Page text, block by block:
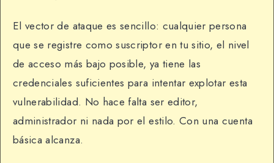
El vector de ataque es sencillo: cualquier persona
que se registre como suscriptor en tu sitio, el nivel
de acceso más bajo posible, ya tiene las
credenciales suficientes para intentar explotar esta
vulnerabilidad. No hace falta ser editor,
administrador ni nada por el estilo. Con una cuenta
básica alcanza.